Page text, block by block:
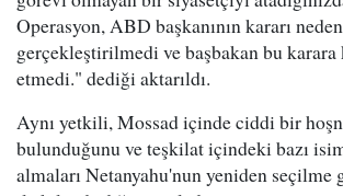
Operasyon, ABD başkanının kararı
gerçekleştirilmedi ve başbakan bu karara
etmedi." dediği aktarıldı.
Aynı yetkili, Mossad içinde ciddi bir
bulunduğunu ve teşkilat içindeki bazı
almaları Netanyahu'nun yeniden